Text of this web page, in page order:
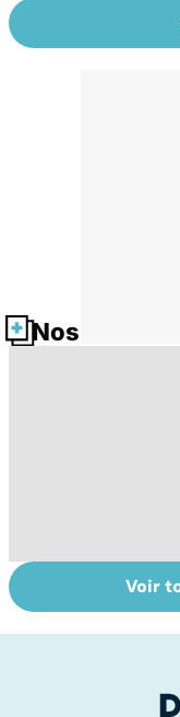
Nos fiches
Les agrumes
leurs bienfaits
Voir